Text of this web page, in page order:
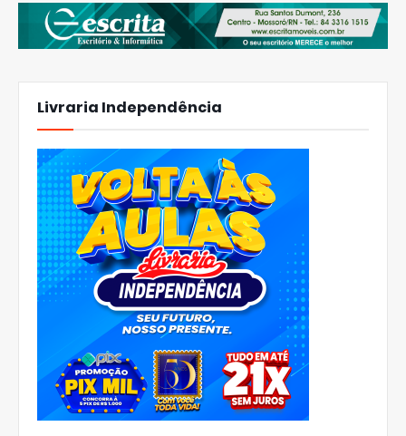
Livraria Independência